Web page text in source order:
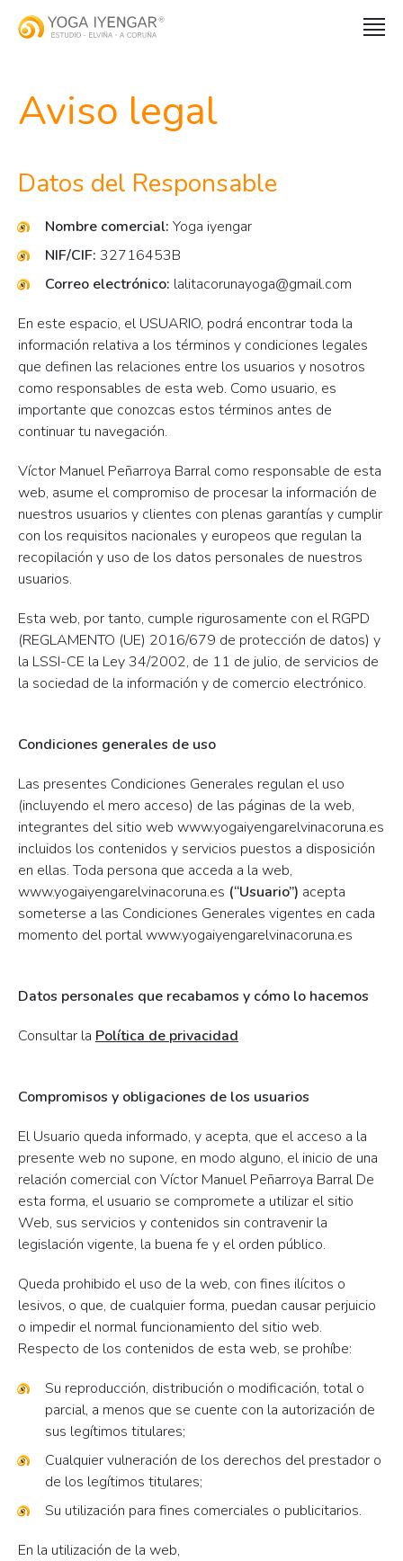
Aviso legal
Datos del Responsable
Nombre comercial: Yoga iyengar
NIF/CIF: 32716453B
Correo electrónico: lalitacorunayoga@gmail.com
En este espacio, el USUARIO, podrá encontrar toda la
información relativa a los términos y condiciones legales
que definen las relaciones entre los usuarios y nosotros
como responsables de esta web. Como usuario, es
importante que conozcas estos términos antes de
continuar tu navegación.
Víctor Manuel Peñarroya Barral como responsable de esta
web, asume el compromiso de procesar la información de
nuestros usuarios y clientes con plenas garantías y cumplir
con los requisitos nacionales y europeos que regulan la
recopilación y uso de los datos personales de nuestros
usuarios.
Esta web, por tanto, cumple rigurosamente con el RGPD
(REGLAMENTO (UE) 2016/679 de protección de datos) y
la LSSI-CE la Ley 34/2002, de 11 de julio, de servicios de
la sociedad de la información y de comercio electrónico.
Condiciones generales de uso
Las presentes Condiciones Generales regulan el uso
(incluyendo el mero acceso) de las páginas de la web,
integrantes del sitio web www.yogaiyengarelvinacoruna.es
incluidos los contenidos y servicios puestos a disposición
en ellas. Toda persona que acceda a la web,
www.yogaiyengarelvinacoruna.es (“Usuario”) acepta
someterse a las Condiciones Generales vigentes en cada
momento del portal www.yogaiyengarelvinacoruna.es
Datos personales que recabamos y cómo lo hacemos
Consultar la Política de privacidad
Compromisos y obligaciones de los usuarios
El Usuario queda informado, y acepta, que el acceso a la
presente web no supone, en modo alguno, el inicio de una
relación comercial con Víctor Manuel Peñarroya Barral De
esta forma, el usuario se compromete a utilizar el sitio
Web, sus servicios y contenidos sin contravenir la
legislación vigente, la buena fe y el orden público.
Queda prohibido el uso de la web, con fines ilícitos o
lesivos, o que, de cualquier forma, puedan causar perjuicio
o impedir el normal funcionamiento del sitio web.
Respecto de los contenidos de esta web, se prohíbe:
Su reproducción, distribución o modificación, total o
parcial, a menos que se cuente con la autorización de
sus legítimos titulares;
Cualquier vulneración de los derechos del prestador o
de los legítimos titulares;
Su utilización para fines comerciales o publicitarios.
En la utilización de la web,